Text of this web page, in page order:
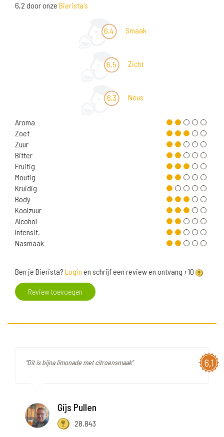
6,2 door onze Bierista's
6,4 Smaak
6,5 Zicht
6,3 Neus
Aroma
Zoet
Zuur
Bitter
Fruitig
Moutig
Kruidig
Body
Koolzuur
Alcohol
Intensit.
Nasmaak
Ben je Bierista? Login en schrijf een review en ontvang +10
Review toevoegen
6,1
"Dit is bijna limonade met citroensmaak"
Gijs Pullen
28.843